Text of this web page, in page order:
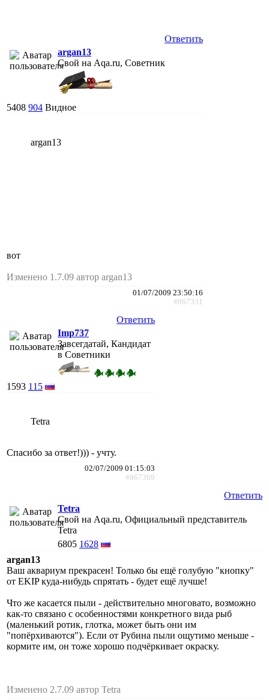
Ответить
argan13
Свой на Aqa.ru, Советник
5408 904 Видное
argan13
вот
Изменено 1.7.09 автор argan13
01/07/2009 23:50:16
#867331
Ответить
Imp737
Завсегдатай, Кандидат
в Советники
1593 115
Tetra
Спасибо за ответ!))) - учту.
02/07/2009 01:15:03
#867369
Ответить
Tetra
Свой на Aqa.ru, Официальный представитель
Tetra
6805 1628
argan13
Ваш аквариум прекрасен! Только бы ещё голубую "кнопку"
от EKIP куда-нибудь спрятать - будет ещё лучше!
Что же касается пыли - действительно многовато, возможно
как-то связано с особенностями конкретного вида рыб
(маленький ротик, глотка, может быть они им
"попёрхиваются"). Если от Рубина пыли ощутимо меньше -
кормите им, он тоже хорошо подчёркивает окраску.
Изменено 2.7.09 автор Tetra